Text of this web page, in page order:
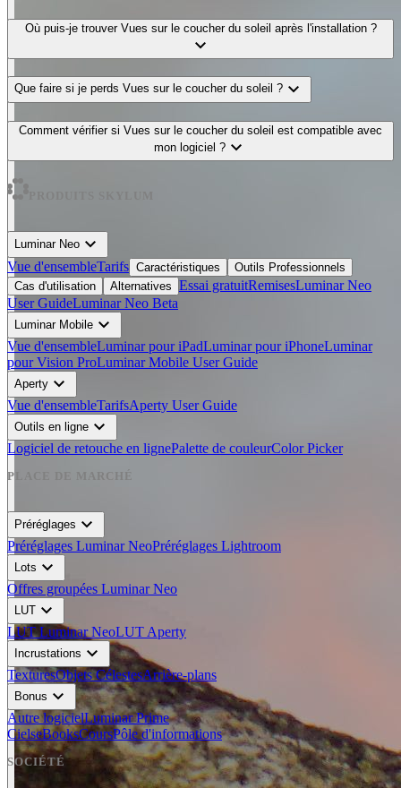
Où puis-je trouver Vues sur le coucher du soleil après l'installation ?
expand_more
Que faire si je perds Vues sur le coucher du soleil ? expand_more
Comment vérifier si Vues sur le coucher du soleil est compatible avec
mon logiciel ? expand_more
Luminar Neo expand_more
Vue d'ensembleTarifs Caractéristiques
Outils Professionnels
Cas d'utilisation
Alternatives Essai gratuitRemisesLuminar Neo
User GuideLuminar Neo Beta
Luminar Mobile expand_more
Vue d'ensembleLuminar pour iPadLuminar pour iPhoneLuminar
pour Vision ProLuminar Mobile User Guide
Aperty expand_more
Vue d'ensembleTarifsAperty User Guide
Outils en ligne expand_more
Logiciel de retouche en lignePalette de couleurColor Picker
PLACE DE MARCHÉ
Préréglages expand_more
Préréglages Luminar NeoPréréglages Lightroom
Lots expand_more
Offres groupées Luminar Neo
LUT expand_more
LUT Luminar NeoLUT Aperty
Incrustations expand_more
TexturesObjets CélestesArrière-plans
Bonus expand_more
Autre logicielLuminar Prime
CielseBooksCoursPôle d'informations
SOCIÉTÉ